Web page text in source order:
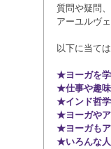
質問や疑問
アーユルヴ
以下に当て
★ヨーガを学
★仕事や趣味
★インド哲
★ヨーガやア
★ヨーガもア
★いろんな人